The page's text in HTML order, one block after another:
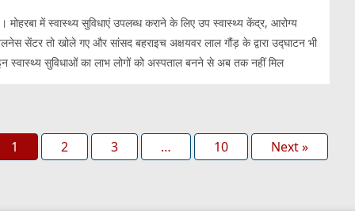
मोहरबा में स्वास्थ्य सुविधाएं उपलब्ध कराने के लिए उप स्वास्थ्य केंद्र, आरोग्य
सेंटर तो खोले गए और सांसद बहराइच अक्षयवर लाल गौंड़ के द्वारा उद्घाटन भी
स्वास्थ्य सुविधाओं का लाभ लोगों को अस्पताल बनने से अब तक नहीं मिल
1 2 3 … 10 Next »